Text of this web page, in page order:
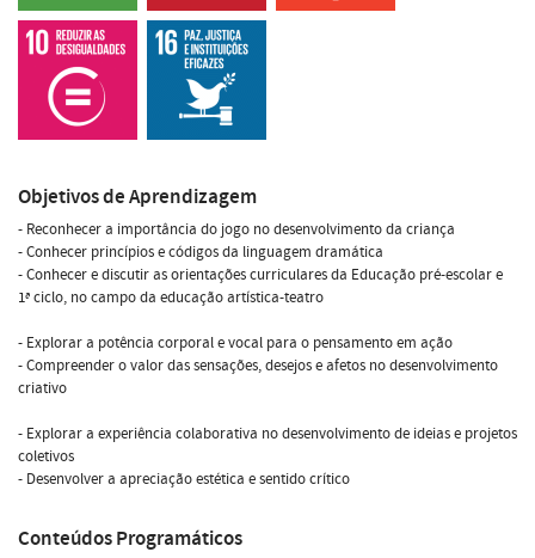
Objetivos de Aprendizagem
- Reconhecer a importância do jogo no desenvolvimento da criança
- Conhecer princípios e códigos da linguagem dramática
- Conhecer e discutir as orientações curriculares da Educação pré-escolar e
1ª ciclo, no campo da educação artística-teatro
- Explorar a potência corporal e vocal para o pensamento em ação
- Compreender o valor das sensações, desejos e afetos no desenvolvimento
criativo
- Explorar a experiência colaborativa no desenvolvimento de ideias e projetos
coletivos
- Desenvolver a apreciação estética e sentido crítico
Conteúdos Programáticos